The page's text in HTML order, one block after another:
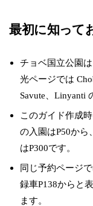
最初に知って
チョベ国立公園
光ページでは
Savute、Linyanti
このガイド作成
の入園はP50から
はP300です。
同じ予約ページ
録車P138からと
ます。